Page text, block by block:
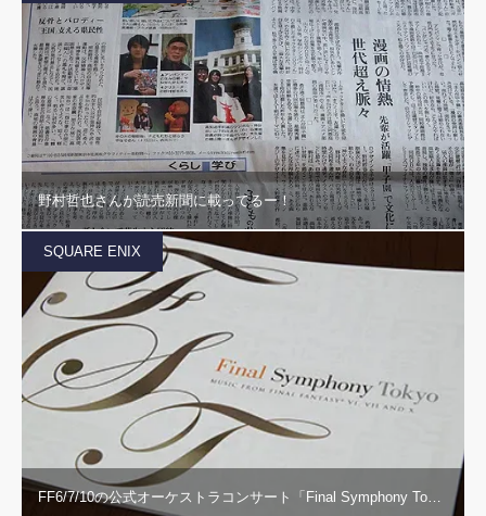
野村哲也さんが読売新聞に載ってるー！
SQUARE ENIX
FF6/7/10の公式オーケストラコンサート「Final Symphony To…